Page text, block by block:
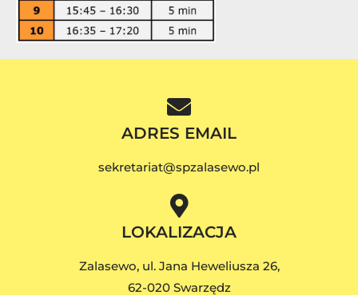
ADRES EMAIL
sekretariat@spzalasewo.pl
LOKALIZACJA
Zalasewo, ul. Jana Heweliusza 26,
62-020 Swarzędz